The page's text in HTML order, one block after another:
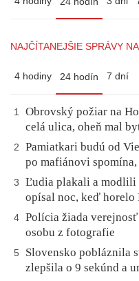
NAJČÍTANEJŠIE SPRÁVY
4 hodiny 24 hodín 7 dní
1
Obrovský požiar na
celá ulica, oheň mal
2
Pamiatkari budú od
po mafiánovi
3
Ľudia plakali a modlili
opísal noc, keď horelo
4 Polícia žiada
osobu z fotografie
5
Slovensko pobláznila
zlepšila o 9 sekúnd a